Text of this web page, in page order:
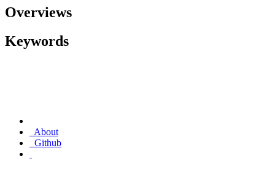
Overviews
Keywords
About
Github